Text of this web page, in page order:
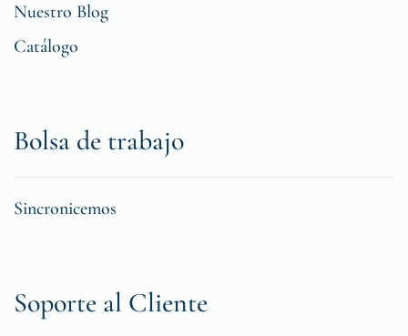
Nuestro Blog
Catálogo
Bolsa de trabajo
Sincronicemos
Soporte al Cliente